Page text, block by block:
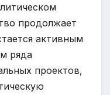
продолжает
активным
ряда
проектов,